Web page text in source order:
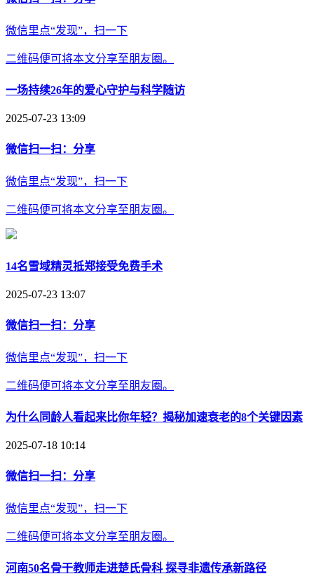
微信里点“发现”，扫一下
二维码便可将本文分享至朋友圈。
一场持续26年的爱心守护与科学随访
2025-07-23 13:09
微信扫一扫：分享
微信里点“发现”，扫一下
二维码便可将本文分享至朋友圈。
14名雪域精灵抵郑接受免费手术
2025-07-23 13:07
微信扫一扫：分享
微信里点“发现”，扫一下
二维码便可将本文分享至朋友圈。
为什么同龄人看起来比你年轻？揭秘加速衰老的8个关键因素
2025-07-18 10:14
微信扫一扫：分享
微信里点“发现”，扫一下
二维码便可将本文分享至朋友圈。
河南50名骨干教师走进楚氏骨科 探寻非遗传承新路径